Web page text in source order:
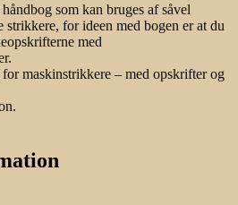
som kan bruges af såvel
strikkere, for ideen med bogen er at du
med
maskinstrikkere – med opskrifter og